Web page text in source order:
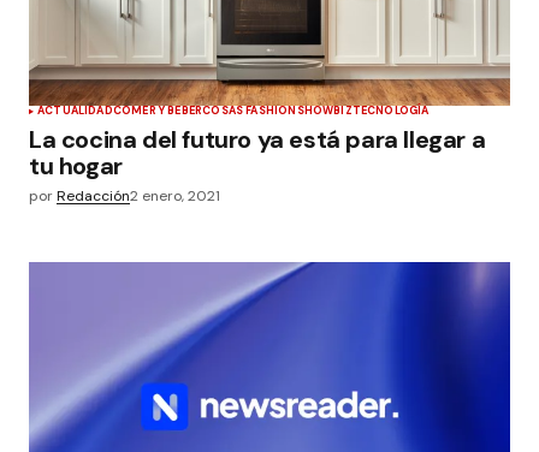
ACTUALIDADCOMER Y BEBERCOSAS FASHIONSHOWBIZTECNOLOGÍA
La cocina del futuro ya está para llegar a
tu hogar
porRedacción2 enero, 2021